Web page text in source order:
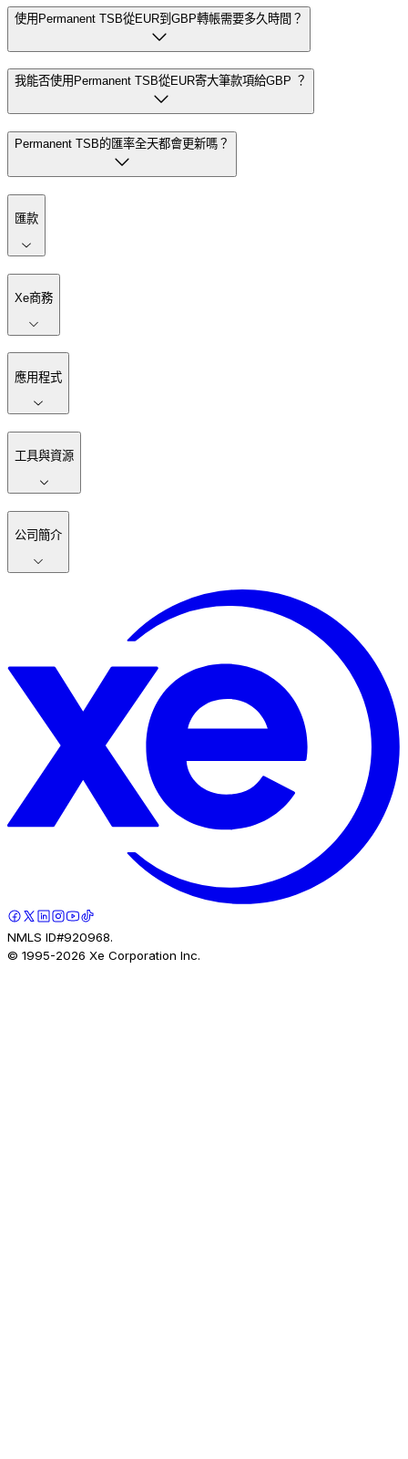
使用Permanent TSB從EUR到GBP轉帳需要多久時間？
我能否使用Permanent TSB從EUR寄大筆款項給GBP ？
Permanent TSB的匯率全天都會更新嗎？
匯款
Xe商務
應用程式
工具與資源
公司簡介
NMLS ID#920968.
© 1995-2026 Xe Corporation Inc.